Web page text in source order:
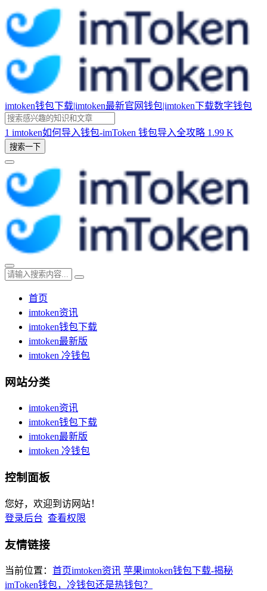
imtoken钱包下载|imtoken最新官网钱包|imtoken下载数字钱包
1 imtoken如何导入钱包-imToken 钱包导入全攻略 1.99 K
搜索一下
首页
imtoken资讯
imtoken钱包下载
imtoken最新版
imtoken 冷钱包
网站分类
imtoken资讯
imtoken钱包下载
imtoken最新版
imtoken 冷钱包
控制面板
您好，欢迎到访网站！
登录后台 查看权限
友情链接
当前位置： 首页imtoken资讯 苹果imtoken钱包下载-揭秘
imToken钱包，冷钱包还是热钱包？